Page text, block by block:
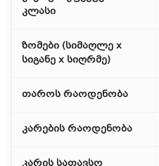
კლასი
ზომები (სიმაღლე x
სიგანე x სიღრმე)
თაროს რაოდენობა
კარების რაოდენობა